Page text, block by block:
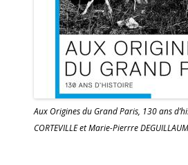
Aux Origines du Grand Paris, 130 ans
CORTEVILLE et Marie-Pierrre